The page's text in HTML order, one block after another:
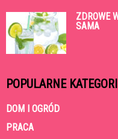
ZDROWE
SAMA
POPULARNE
DOM I OGRÓD
PRACA